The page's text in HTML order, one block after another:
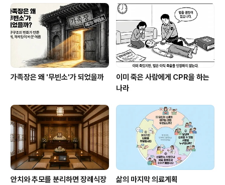
아버지의 목소리와 얼굴을 재현했다. 방언까지 구현됐다.
산업이 됐다중국의 '디지털 휴먼' 시장은 2024년 약 41억
위안, 우리 돈으로 8천억 원 규모였다. 전년 대비 85% 성
장이..
가족장은 왜 '무빈소'가 되었을까
이미 죽은 사람에게 CPR을 하는
나라
안치와 추모를 분리하면 장례식장
삶의 마지막 의료계획